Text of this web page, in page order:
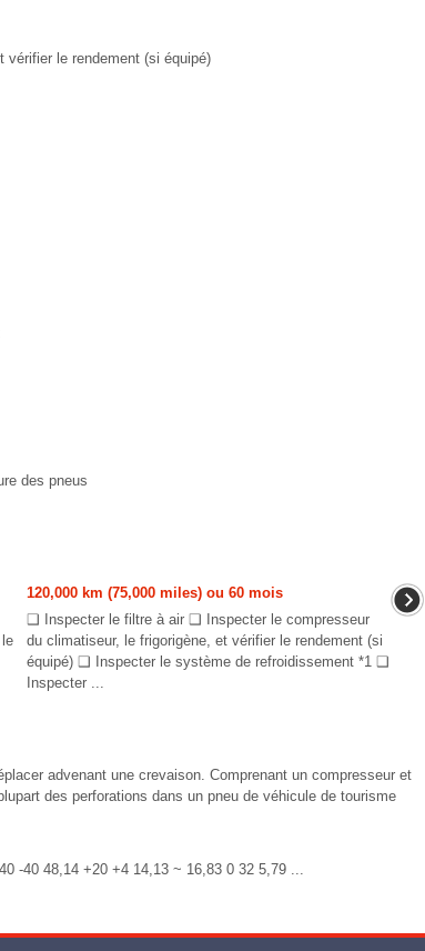
le rendement (si équipé)
des pneus
120,000 km (75,000 miles) ou 60 mois
❑ Inspecter le filtre à air ❑ Inspecter le compresseur
du climatiseur, le frigorigène, et vérifier le rendement (si
équipé) ❑ Inspecter le système de refroidissement *1 ❑
Inspecter ...
advenant une crevaison. Comprenant un compresseur et
des perforations dans un pneu de véhicule de tourisme
-40 48,14 +20 +4 14,13 ~ 16,83 0 32 5,79 ...